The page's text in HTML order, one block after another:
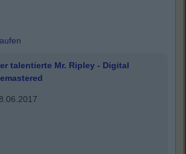
talentierte Mr. Ripley - Digital